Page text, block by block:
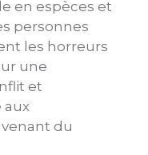
en espèces et
personnes
les horreurs
une
et
aux
du